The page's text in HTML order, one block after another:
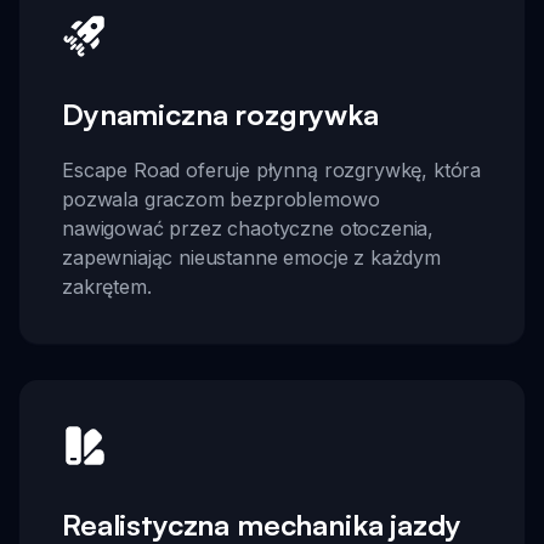
Dynamiczna rozgrywka
Escape Road oferuje płynną rozgrywkę, która
pozwala graczom bezproblemowo
nawigować przez chaotyczne otoczenia,
zapewniając nieustanne emocje z każdym
zakrętem.
Realistyczna mechanika jazdy